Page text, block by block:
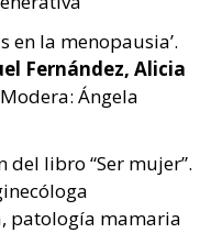
en la menopausia’.
Fernández, Alicia
Modera: Ángela
del libro “Ser mujer”.
patología mamaria